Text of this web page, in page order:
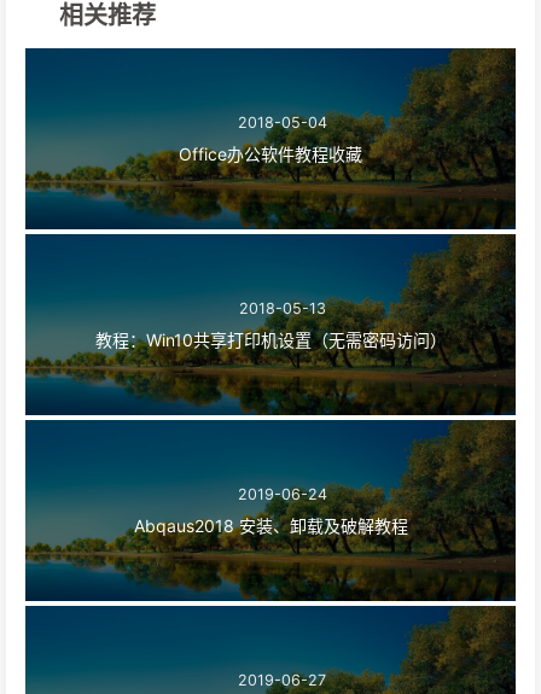
相关推荐
2018-05-04
Office办公软件教程收藏
2018-05-13
教程：Win10共享打印机设置（无需密码访问）
2019-06-24
Abqaus2018 安装、卸载及破解教程
2019-06-27